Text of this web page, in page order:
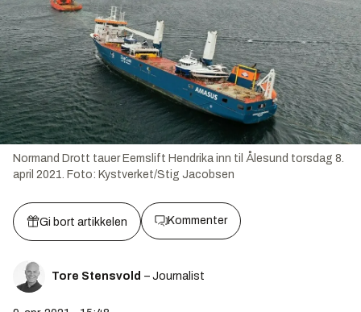
Normand Drott tauer Eemslift Hendrika inn til Ålesund torsdag 8.
april 2021. Foto: Kystverket/Stig Jacobsen
Gi bort artikkelen Kommenter
Tore Stensvold – Journalist